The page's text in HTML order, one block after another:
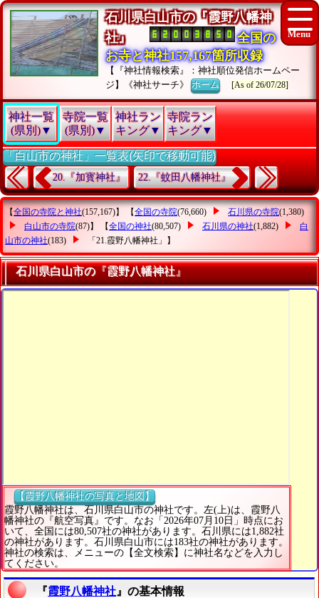
石川県白山市の『霞野八幡神
社』
全国の
お寺と神社157,167箇所収録
【『神社情報検索』：神社順位発信ホームペー
ジ】《神社サーチ》ホーム [As of 26/07/28]
神社一覧
(県別)▼
寺院一覧
(県別)▼
神社ラン
キング▼
寺院ラン
キング▼
「白山市の神社」一覧表(矢印で移動可能)
20.『加寳神社』 22.『蚊田八幡神社』
【全国の寺院と神社(157,167)】 【全国の寺院(76,660) 石川県の寺院(1,380)
白山市の寺院(87)】 【全国の神社(80,507) 石川県の神社(1,882)
白
山市の神社(183) 「21.霞野八幡神社」 】
石川県白山市の『霞野八幡神社』
【霞野八幡神社の写真と地図】
霞野八幡神社は、石川県白山市の神社です。左(上)は、霞野八
幡神社の『航空写真』です。なお「2026年07月10日」時点にお
いて、全国には80,507社の神社があります。石川県には1,882社
の神社があります。石川県白山市には183社の神社があります。
神社の検索は、メニューの【全文検索】に神社名などを入力し
てください。
『霞野八幡神社 』の基本情報